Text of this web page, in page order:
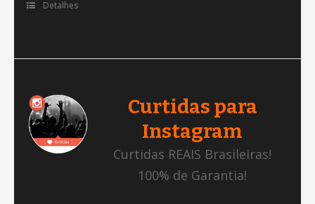
Detalhes
Curtidas para
Instagram
Curtidas REAIS Brasileiras!
100% de Garantia!